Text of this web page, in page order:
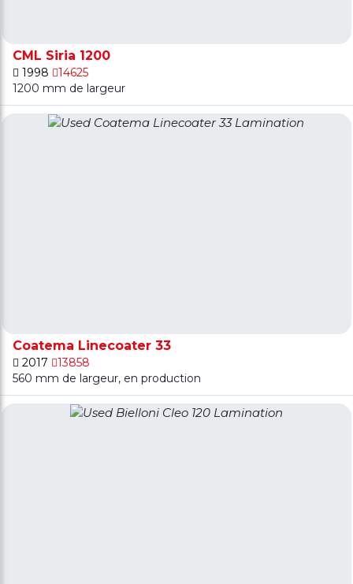
CML Siria 1200
1998
14625
1200 mm de largeur
Coatema Linecoater 33
2017
13858
560 mm de largeur, en production